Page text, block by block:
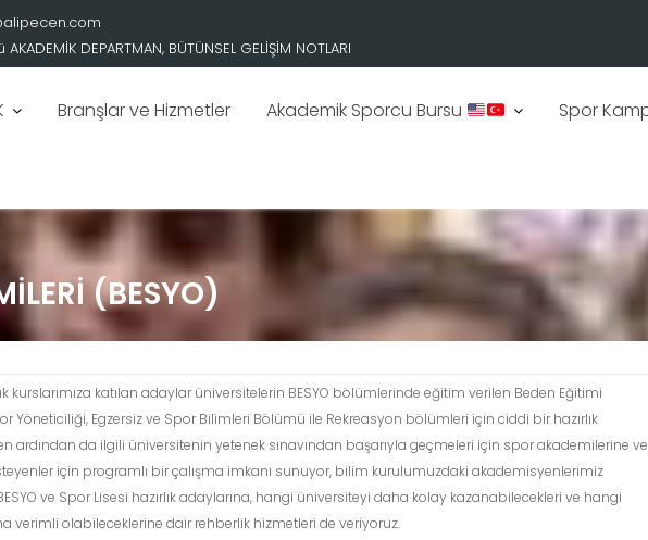
ŞUBESİ TEKNİK KOORDİNATÖRÜ OLDU.
(BESYO)
kurslarımıza katılan adaylar üniversitelerin BESYO bölümlerinde eğitim verilen Beden Eğitimi
Yöneticiliği, Egzersiz ve Spor Bilimleri Bölümü ile Rekreasyon bölümleri için ciddi bir hazırlık
ardından da ilgili üniversitenin yetenek sınavından başarıyla geçmeleri için spor akademilerine ve
için programlı bir çalışma imkanı sunuyor, bilim kurulumuzdaki akademisyenlerimiz
ve Spor Lisesi hazırlık adaylarına, hangi üniversiteyi daha kolay kazanabilecekleri ve hangi
verimli olabileceklerine dair rehberlik hizmetleri de veriyoruz.